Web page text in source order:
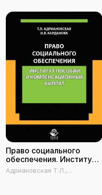
Право социального
обеспечения. Институт
пособий и
компенсационных
Адриановская Т.Л.,